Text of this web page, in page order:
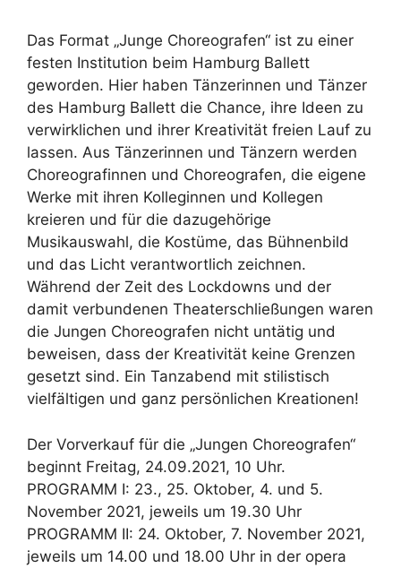
Das Format „Junge Choreografen“ ist zu einer
festen Institution beim Hamburg Ballett
geworden. Hier haben Tänzerinnen und Tänzer
des Hamburg Ballett die Chance, ihre Ideen zu
verwirklichen und ihrer Kreativität freien Lauf zu
lassen. Aus Tänzerinnen und Tänzern werden
Choreografinnen und Choreografen, die eigene
Werke mit ihren Kolleginnen und Kollegen
kreieren und für die dazugehörige
Musikauswahl, die Kostüme, das Bühnenbild
und das Licht verantwortlich zeichnen.
Während der Zeit des Lockdowns und der
damit verbundenen Theaterschließungen waren
die Jungen Choreografen nicht untätig und
beweisen, dass der Kreativität keine Grenzen
gesetzt sind. Ein Tanzabend mit stilistisch
vielfältigen und ganz persönlichen Kreationen!
Der Vorverkauf für die „Jungen Choreografen“
beginnt Freitag, 24.09.2021, 10 Uhr.
PROGRAMM I: 23., 25. Oktober, 4. und 5.
November 2021, jeweils um 19.30 Uhr
PROGRAMM II: 24. Oktober, 7. November 2021,
jeweils um 14.00 und 18.00 Uhr in der opera